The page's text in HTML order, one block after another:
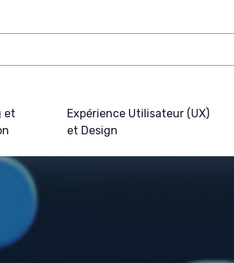
et
Expérience Utilisateur (UX)
et Design